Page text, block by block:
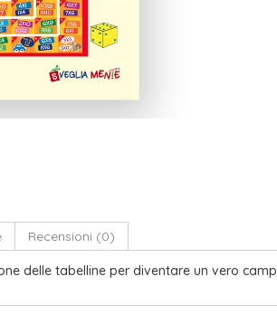
Recensioni (0)
delle tabelline per diventare un vero